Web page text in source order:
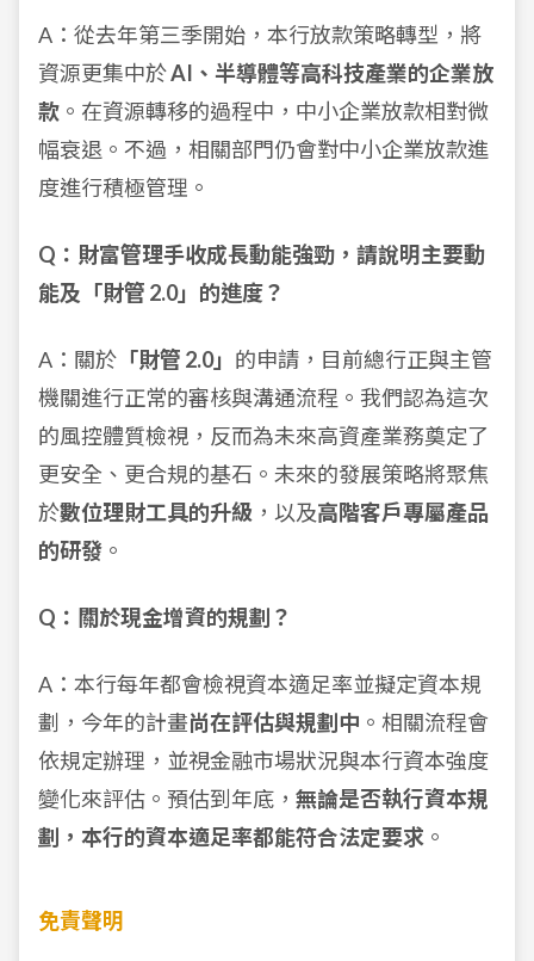
A：從去年第三季開始，本行放款策略轉型，將
資源更集中於AI、半導體等高科技產業的企業放
款 。在資源轉移的過程中，中小企業放款相對微
幅衰退。不過，相關部門仍會對中小企業放款進
度進行積極管理。
Q：財富管理手收成長動能強勁，請說明主要動
能及「財管 2.0」的進度？
A：關於 「財管 2.0」 的申請，目前總行正與主管
機關進行正常的審核與溝通流程。我們認為這次
的風控體質檢視，反而為未來高資產業務奠定了
更安全、更合規的基石。未來的發展策略將聚焦
於數位理財工具的升級 ，以及高階客戶專屬產品
的研發 。
Q：關於現金增資的規劃？
A：本行每年都會檢視資本適足率並擬定資本規
劃，今年的計畫尚在評估與規劃中 。相關流程會
依規定辦理，並視金融市場狀況與本行資本強度
變化來評估。預估到年底， 無論是否執行資本規
劃，本行的資本適足率都能符合法定要求 。
免責聲明